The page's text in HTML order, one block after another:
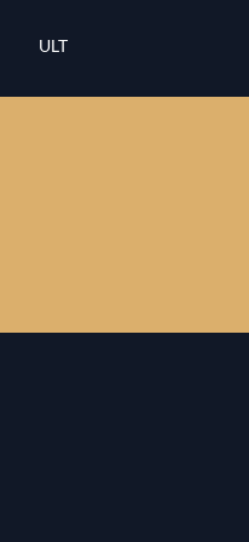
ULT